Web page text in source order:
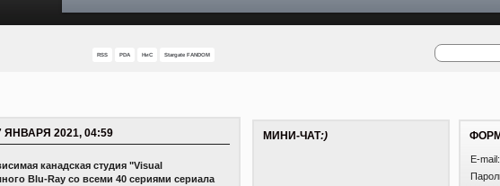
RSS PDA НиС Stargate FANDOM
ЯНВАРЯ 2021, 04:59
канадская студия "Visual
Blu-Ray со всеми 40 сериями сериала
МИНИ-ЧАТ:)
E-mail: